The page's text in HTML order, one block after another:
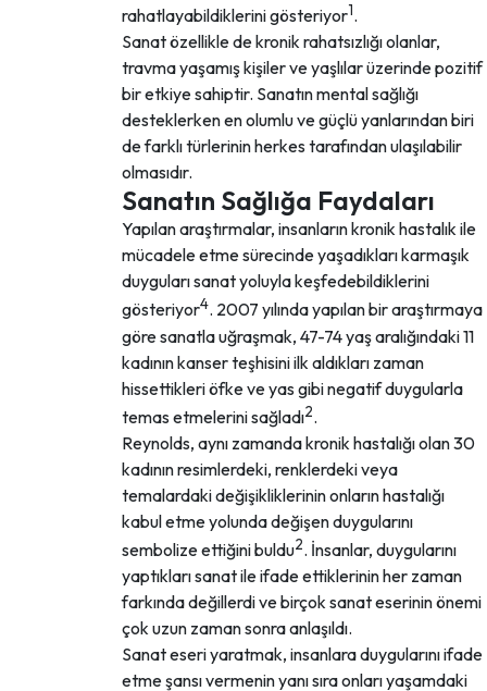
rahatlayabildiklerini gösteriyor1.
Sanat özellikle de kronik rahatsızlığı olanlar,
travma yaşamış kişiler ve yaşlılar üzerinde pozitif
bir etkiye sahiptir. Sanatın mental sağlığı
desteklerken en olumlu ve güçlü yanlarından biri
de farklı türlerinin herkes tarafından ulaşılabilir
olmasıdır.
Sanatın Sağlığa Faydaları
Yapılan araştırmalar, insanların kronik hastalık ile
mücadele etme sürecinde yaşadıkları karmaşık
duyguları sanat yoluyla keşfedebildiklerini
gösteriyor4. 2007 yılında yapılan bir araştırmaya
göre sanatla uğraşmak, 47-74 yaş aralığındaki 11
kadının kanser teşhisini ilk aldıkları zaman
hissettikleri öfke ve yas gibi negatif duygularla
temas etmelerini sağladı2.
Reynolds, aynı zamanda kronik hastalığı olan 30
kadının resimlerdeki, renklerdeki veya
temalardaki değişikliklerinin onların hastalığı
kabul etme yolunda değişen duygularını
sembolize ettiğini buldu2. İnsanlar, duygularını
yaptıkları sanat ile ifade ettiklerinin her zaman
farkında değillerdi ve birçok sanat eserinin önemi
çok uzun zaman sonra anlaşıldı.
Sanat eseri yaratmak, insanlara duygularını ifade
etme şansı vermenin yanı sıra onları yaşamdaki